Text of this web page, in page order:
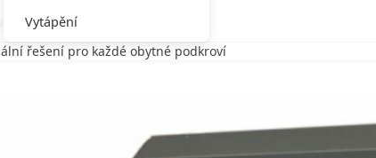
Vytápění
řešení pro každé obytné podkroví